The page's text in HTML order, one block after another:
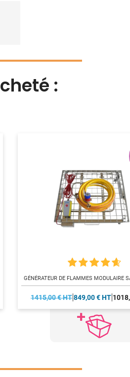
:
GÉNÉRATEUR DE FLAMMES MODULAIRE
1415,00 € HT849,00 € HT